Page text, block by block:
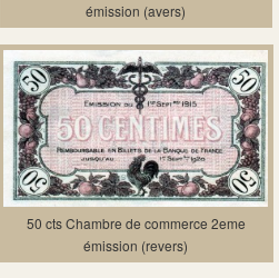
émission (avers)
50 cts Chambre de commerce 2eme
émission (revers)